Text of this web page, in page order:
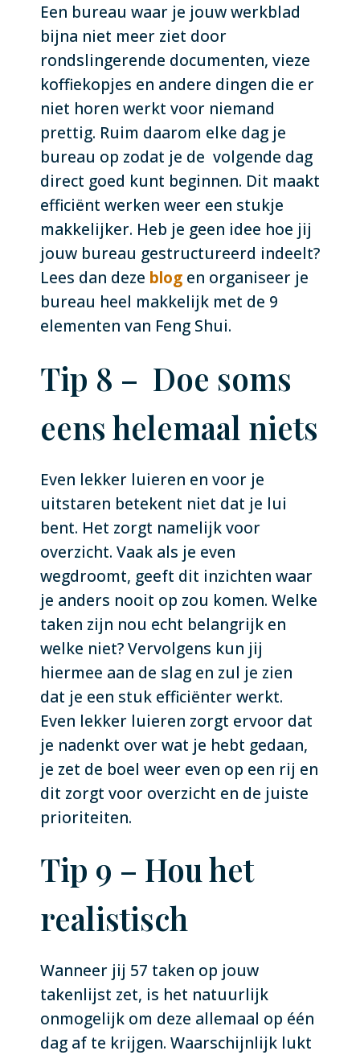
Een bureau waar je jouw werkblad
bijna niet meer ziet door
rondslingerende documenten, vieze
koffiekopjes en andere dingen die er
niet horen werkt voor niemand
prettig. Ruim daarom elke dag je
bureau op zodat je de volgende dag
direct goed kunt beginnen. Dit maakt
efficiënt werken weer een stukje
makkelijker. Heb je geen idee hoe jij
jouw bureau gestructureerd indeelt?
Lees dan deze blog en organiseer je
bureau heel makkelijk met de 9
elementen van Feng Shui.
Tip 8 – Doe soms
eens helemaal niets
Even lekker luieren en voor je
uitstaren betekent niet dat je lui
bent. Het zorgt namelijk voor
overzicht. Vaak als je even
wegdroomt, geeft dit inzichten waar
je anders nooit op zou komen. Welke
taken zijn nou echt belangrijk en
welke niet? Vervolgens kun jij
hiermee aan de slag en zul je zien
dat je een stuk efficiënter werkt.
Even lekker luieren zorgt ervoor dat
je nadenkt over wat je hebt gedaan,
je zet de boel weer even op een rij en
dit zorgt voor overzicht en de juiste
prioriteiten.
Tip 9 – Hou het
realistisch
Wanneer jij 57 taken op jouw
takenlijst zet, is het natuurlijk
onmogelijk om deze allemaal op één
dag af te krijgen. Waarschijnlijk lukt